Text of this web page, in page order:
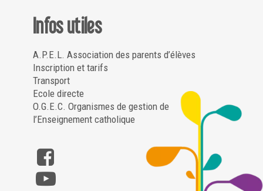
Infos utiles
A.P.E.L. Association des parents d’élèves
Inscription et tarifs
Transport
Ecole directe
O.G.E.C. Organismes de gestion de
l’Enseignement catholique